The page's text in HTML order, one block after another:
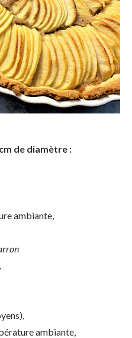
de diamètre :
ambiante,
ambiante,